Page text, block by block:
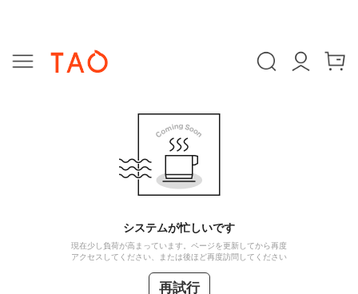
システムが忙しいです
現在少し負荷が高まっています。ページを更新してから再度
アクセスしてください、または後ほど再度訪問してください
再試行